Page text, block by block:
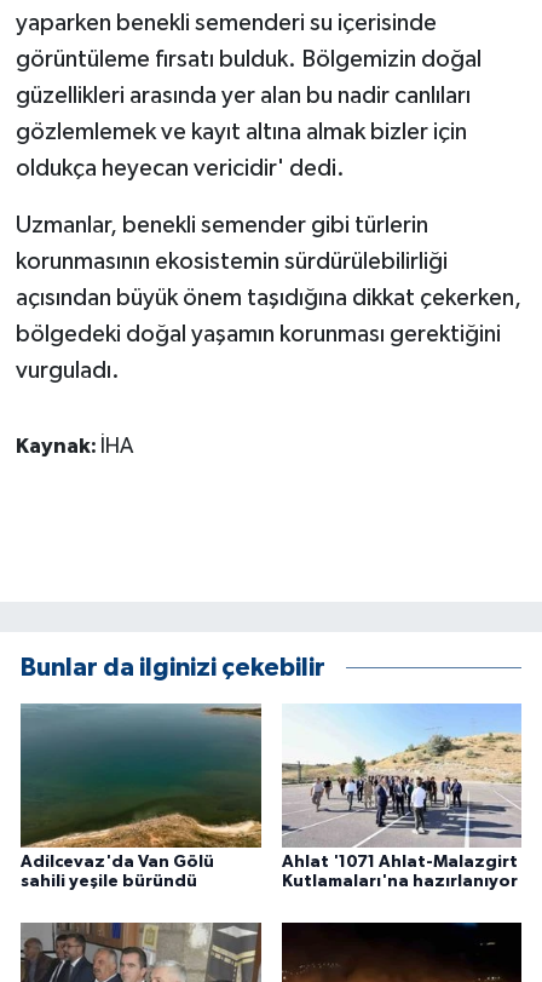
yaparken benekli semenderi su içerisinde
görüntüleme fırsatı bulduk. Bölgemizin doğal
güzellikleri arasında yer alan bu nadir canlıları
gözlemlemek ve kayıt altına almak bizler için
oldukça heyecan vericidir' dedi.
Uzmanlar, benekli semender gibi türlerin
korunmasının ekosistemin sürdürülebilirliği
açısından büyük önem taşıdığına dikkat çekerken,
bölgedeki doğal yaşamın korunması gerektiğini
vurguladı.
Kaynak: İHA
Bunlar da ilginizi çekebilir
Adilcevaz'da Van Gölü
sahili yeşile büründü
Ahlat '1071 Ahlat-Malazgirt
Kutlamaları'na hazırlanıyor
Sağlık
SİYASET
SPOR HABERLERİ
Turizm
ÜLKE GÜNDEMİ
YEREL